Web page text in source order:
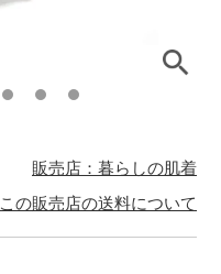
販売店：暮らしの肌着
この販売店の送料について